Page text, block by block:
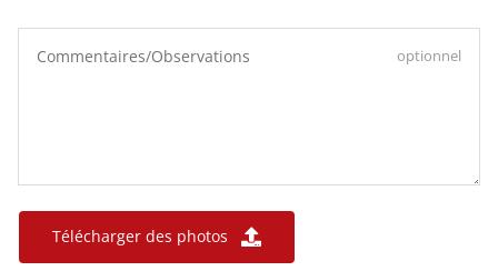
Commentaires/Observations optionnel
Télécharger des photos